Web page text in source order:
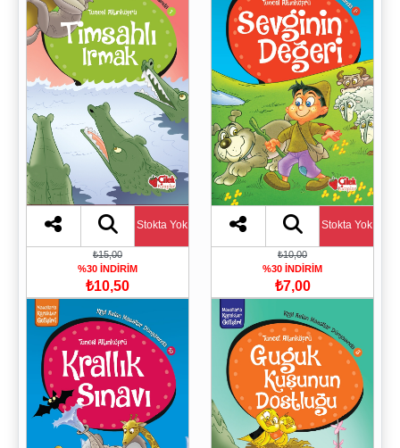
Stokta Yok
₺15,00
%30 İNDİRİM
₺10,50
Stokta Yok
₺10,00
%30 İNDİRİM
₺7,00